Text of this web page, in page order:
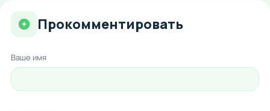
Прокомментировать
Ваше имя